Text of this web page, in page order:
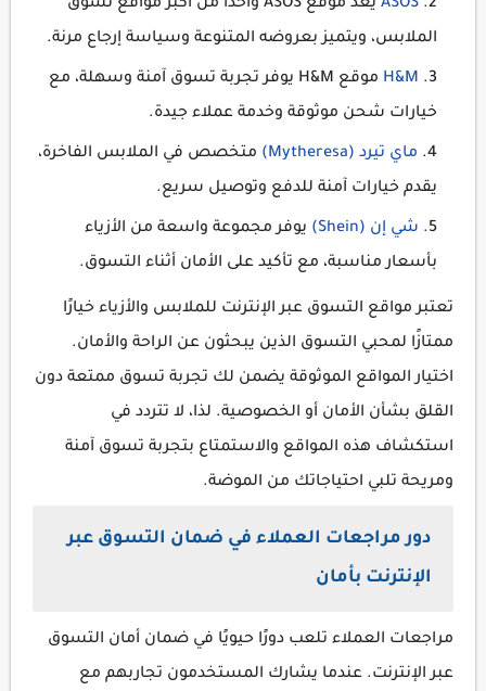
ASOS
يعد موقع ASOS واحدًا من أكبر مواقع تسوق
الملابس، ويتميز بعروضه المتنوعة وسياسة إرجاع مرنة.
H&M
موقع H&M يوفر تجربة تسوق آمنة وسهلة، مع
خيارات شحن موثوقة وخدمة عملاء جيدة.
ماي تيرد (Mytheresa)
متخصص في الملابس الفاخرة،
يقدم خيارات آمنة للدفع وتوصيل سريع.
شي إن (Shein)
يوفر مجموعة واسعة من الأزياء
بأسعار مناسبة، مع تأكيد على الأمان أثناء التسوق.
تعتبر مواقع التسوق عبر الإنترنت للملابس والأزياء خيارًا
ممتازًا لمحبي التسوق الذين يبحثون عن الراحة والأمان.
اختيار المواقع الموثوقة يضمن لك تجربة تسوق ممتعة دون
القلق بشأن الأمان أو الخصوصية. لذا، لا تتردد في
استكشاف هذه المواقع والاستمتاع بتجربة تسوق آمنة
ومريحة تلبي احتياجاتك من الموضة.
دور مراجعات العملاء في ضمان التسوق عبر
الإنترنت بأمان
مراجعات العملاء تلعب دورًا حيويًا في ضمان أمان التسوق
عبر الإنترنت. عندما يشارك المستخدمون تجاربهم مع